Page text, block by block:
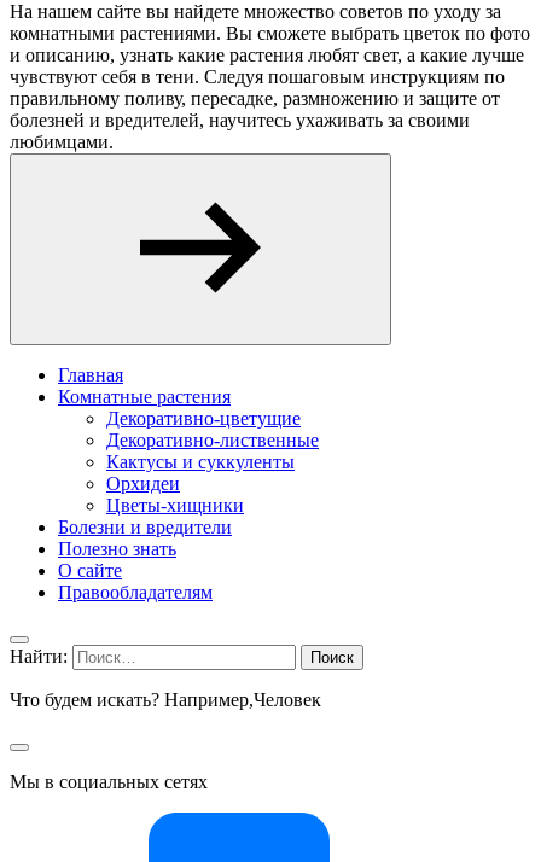
На нашем сайте вы найдете множество советов по уходу за
комнатными растениями. Вы сможете выбрать цветок по фото
и описанию, узнать какие растения любят свет, а какие лучше
чувствуют себя в тени. Следуя пошаговым инструкциям по
правильному поливу, пересадке, размножению и защите от
болезней и вредителей, научитесь ухаживать за своими
любимцами.
Главная
Комнатные растения
Декоративно-цветущие
Декоративно-лиственные
Кактусы и суккуленты
Орхидеи
Цветы-хищники
Болезни и вредители
Полезно знать
О сайте
Правообладателям
Найти:
Что будем искать? Например,Человек
Мы в социальных сетях